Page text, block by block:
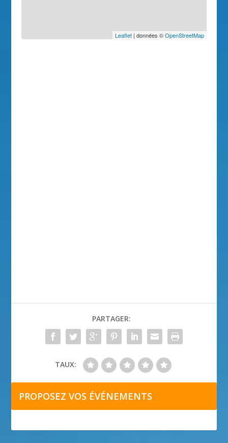
Leaflet| données ©OpenStreetMap
PARTAGER:
TAUX:
PROPOSEZ VOS ÉVÉNEMENTS